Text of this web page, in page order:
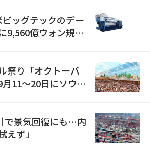
ッグテックのデー
9,560億ウォン規模
祭り「オクトーバ
11〜20日にソウル
で景気回復にも…内
えず」